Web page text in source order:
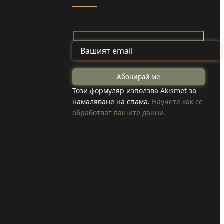
Майка и дъщеря
от Туден
създадоха
козметика с
Този формуляр използва Akismet за
намаляване на спама. Научете как се
обработват вашите данни.